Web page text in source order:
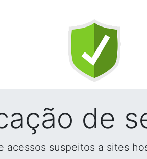
de
acessos suspeitos a sites